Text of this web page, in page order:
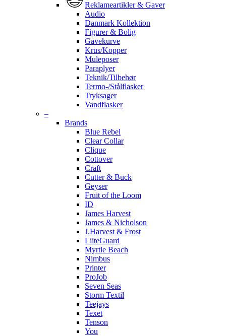
Reklameartikler & Gaver
Audio
Danmark Kollektion
Figurer & Bolig
Gavekurve
Krus/Kopper
Muleposer
Paraplyer
Teknik/Tilbehør
Termo-/Stålflasker
Tryksager
Vandflasker
–
Brands
Blue Rebel
Clear Collar
Clique
Cottover
Craft
Cutter & Buck
Geyser
Fruit of the Loom
ID
James Harvest
James & Nicholson
J.Harvest & Frost
LiiteGuard
Myrtle Beach
Nimbus
Printer
ProJob
Seven Seas
Storm Textil
Teejays
Texet
Tenson
You